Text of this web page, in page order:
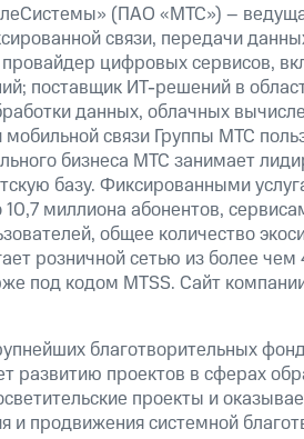
(ПАО «МТС») –
связи, передачи
цифровых сервисов,
поставщик ИТ-решений в
данных, облачных
связи Группы МТС
бизнеса МТС занимает
базу. Фиксированными
миллиона абонентов,
общее количество
розничной сетью из более
под кодом MTSS. Сайт
благотворительных
развитию проектов в сферах
проекты и
продвижения системной